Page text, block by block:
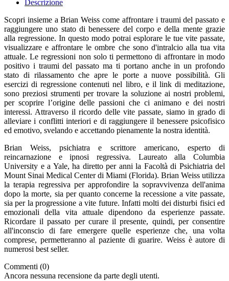
Descrizione
Scopri insieme a Brian Weiss come affrontare i traumi del passato e
raggiungere uno stato di benessere del corpo e della mente grazie
alla regressione. In questo modo potrai esplorare le tue vite passate,
visualizzare e affrontare le ombre che sono d'intralcio alla tua vita
attuale. Le regressioni non solo ti permettono di affrontare in modo
positivo i traumi del passato ma ti portano anche in un profondo
stato di rilassamento che apre le porte a nuove possibilità. Gli
esercizi di regressione contenuti nel libro, e il link di meditazione,
sono preziosi strumenti per trovare la soluzione ai nostri problemi,
per scoprire l’origine delle passioni che ci animano e dei nostri
interessi. Attraverso il ricordo delle vite passate, siamo in grado di
alleviare i conflitti interiori e di raggiungere il benessere psicofisico
ed emotivo, svelando e accettando pienamente la nostra identità.
Brian Weiss, psichiatra e scrittore americano, esperto di
reincarnazione e ipnosi regressiva. Laureato alla Columbia
University e a Yale, ha diretto per anni la Facoltà di Psichiatria del
Mount Sinai Medical Center di Miami (Florida). Brian Weiss utilizza
la terapia regressiva per approfondire la sopravvivenza dell'anima
dopo la morte, sia per quanto concerne la recessione a vite passate,
sia per la progressione a vite future. Infatti molti dei disturbi fisici ed
emozionali della vita attuale dipendono da esperienze passate.
Ricordare il passato per curare il presente, quindi, per consentire
all'inconscio di fare emergere quelle esperienze che, una volta
comprese, permetteranno al paziente di guarire. Weiss è autore di
numerosi best seller.
Commenti (0)
Ancora nessuna recensione da parte degli utenti.